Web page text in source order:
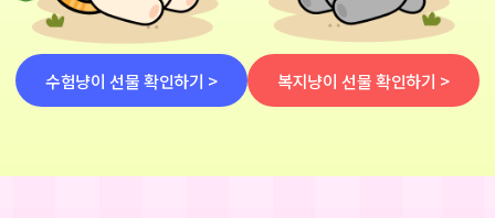
수험냥이 선물 확인하기 > 복지냥이 선물 확인하기 >